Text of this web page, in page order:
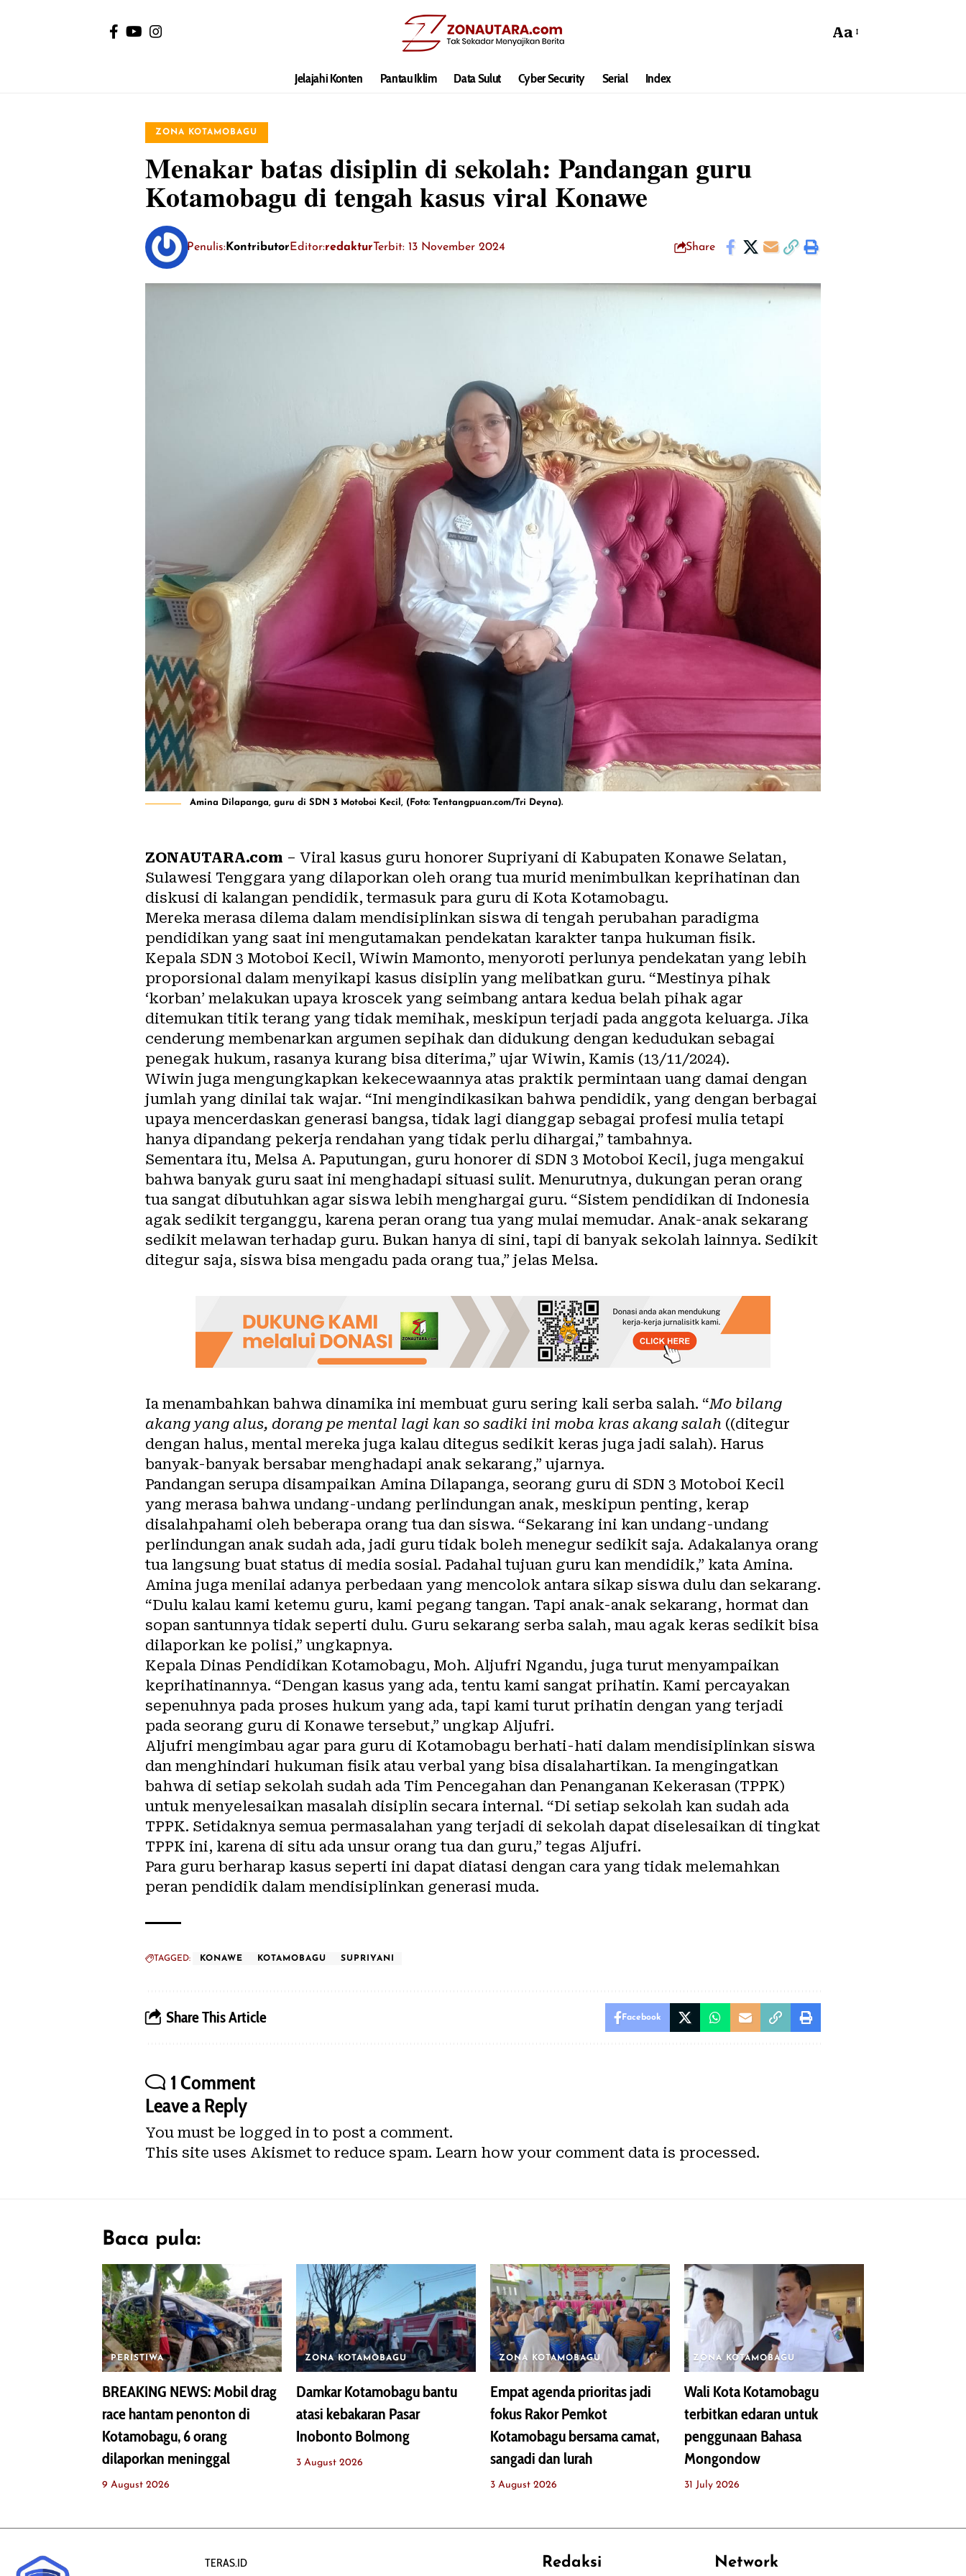
Aa
Jelajahi Konten Pantau Iklim Data Sulut Cyber Security Serial Index
ZONA KOTAMOBAGU
Menakar batas disiplin di sekolah: Pandangan guru
Kotamobagu di tengah kasus viral Konawe
Penulis:Kontributor Editor:redaktur Terbit: 13 November 2024 Share
Amina Dilapanga, guru di SDN 3 Motoboi Kecil, (Foto: Tentangpuan.com/Tri Deyna).
ZONAUTARA.com – Viral kasus guru honorer Supriyani di Kabupaten Konawe Selatan,
Sulawesi Tenggara yang dilaporkan oleh orang tua murid menimbulkan keprihatinan dan
diskusi di kalangan pendidik, termasuk para guru di Kota Kotamobagu.
Mereka merasa dilema dalam mendisiplinkan siswa di tengah perubahan paradigma
pendidikan yang saat ini mengutamakan pendekatan karakter tanpa hukuman fisik.
Kepala SDN 3 Motoboi Kecil, Wiwin Mamonto, menyoroti perlunya pendekatan yang lebih
proporsional dalam menyikapi kasus disiplin yang melibatkan guru. “Mestinya pihak
‘korban’ melakukan upaya kroscek yang seimbang antara kedua belah pihak agar
ditemukan titik terang yang tidak memihak, meskipun terjadi pada anggota keluarga. Jika
cenderung membenarkan argumen sepihak dan didukung dengan kedudukan sebagai
penegak hukum, rasanya kurang bisa diterima,” ujar Wiwin, Kamis (13/11/2024).
Wiwin juga mengungkapkan kekecewaannya atas praktik permintaan uang damai dengan
jumlah yang dinilai tak wajar. “Ini mengindikasikan bahwa pendidik, yang dengan berbagai
upaya mencerdaskan generasi bangsa, tidak lagi dianggap sebagai profesi mulia tetapi
hanya dipandang pekerja rendahan yang tidak perlu dihargai,” tambahnya.
Sementara itu, Melsa A. Paputungan, guru honorer di SDN 3 Motoboi Kecil, juga mengakui
bahwa banyak guru saat ini menghadapi situasi sulit. Menurutnya, dukungan peran orang
tua sangat dibutuhkan agar siswa lebih menghargai guru. “Sistem pendidikan di Indonesia
agak sedikit terganggu, karena peran orang tua yang mulai memudar. Anak-anak sekarang
sedikit melawan terhadap guru. Bukan hanya di sini, tapi di banyak sekolah lainnya. Sedikit
ditegur saja, siswa bisa mengadu pada orang tua,” jelas Melsa.
Ia menambahkan bahwa dinamika ini membuat guru sering kali serba salah. “Mo bilang
akang yang alus, dorang pe mental lagi kan so sadiki ini moba kras akang salah ((ditegur
dengan halus, mental mereka juga kalau ditegus sedikit keras juga jadi salah). Harus
banyak-banyak bersabar menghadapi anak sekarang,” ujarnya.
Pandangan serupa disampaikan Amina Dilapanga, seorang guru di SDN 3 Motoboi Kecil
yang merasa bahwa undang-undang perlindungan anak, meskipun penting, kerap
disalahpahami oleh beberapa orang tua dan siswa. “Sekarang ini kan undang-undang
perlindungan anak sudah ada, jadi guru tidak boleh menegur sedikit saja. Adakalanya orang
tua langsung buat status di media sosial. Padahal tujuan guru kan mendidik,” kata Amina.
Amina juga menilai adanya perbedaan yang mencolok antara sikap siswa dulu dan sekarang.
“Dulu kalau kami ketemu guru, kami pegang tangan. Tapi anak-anak sekarang, hormat dan
sopan santunnya tidak seperti dulu. Guru sekarang serba salah, mau agak keras sedikit bisa
dilaporkan ke polisi,” ungkapnya.
Kepala Dinas Pendidikan Kotamobagu, Moh. Aljufri Ngandu, juga turut menyampaikan
keprihatinannya. “Dengan kasus yang ada, tentu kami sangat prihatin. Kami percayakan
sepenuhnya pada proses hukum yang ada, tapi kami turut prihatin dengan yang terjadi
pada seorang guru di Konawe tersebut,” ungkap Aljufri.
Aljufri mengimbau agar para guru di Kotamobagu berhati-hati dalam mendisiplinkan siswa
dan menghindari hukuman fisik atau verbal yang bisa disalahartikan. Ia mengingatkan
bahwa di setiap sekolah sudah ada Tim Pencegahan dan Penanganan Kekerasan (TPPK)
untuk menyelesaikan masalah disiplin secara internal. “Di setiap sekolah kan sudah ada
TPPK. Setidaknya semua permasalahan yang terjadi di sekolah dapat diselesaikan di tingkat
TPPK ini, karena di situ ada unsur orang tua dan guru,” tegas Aljufri.
Para guru berharap kasus seperti ini dapat diatasi dengan cara yang tidak melemahkan
peran pendidik dalam mendisiplinkan generasi muda.
TAGGED: KONAWE KOTAMOBAGU SUPRIYANI
Share This Article Facebook
1 Comment
Leave a Reply
You must be logged into post a comment.
This site uses Akismet to reduce spam. Learn how your comment data is processed.
Baca pula:
PERISTIWA
BREAKING NEWS: Mobil drag
race hantam penonton di
Kotamobagu, 6 orang
dilaporkan meninggal
9 August 2026
ZONA KOTAMOBAGU
Damkar Kotamobagu bantu
atasi kebakaran Pasar
Inobonto Bolmong
3 August 2026
ZONA KOTAMOBAGU
Empat agenda prioritas jadi
fokus Rakor Pemkot
Kotamobagu bersama camat,
sangadi dan lurah
3 August 2026
ZONA KOTAMOBAGU
Wali Kota Kotamobagu
terbitkan edaran untuk
penggunaan Bahasa
Mongondow
31 July 2026
TERAS.ID
Redaksi Network